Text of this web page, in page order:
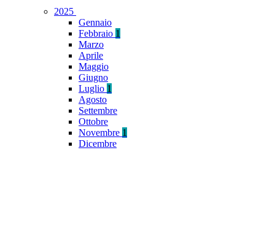
2025
Gennaio
Febbraio 1
Marzo
Aprile
Maggio
Giugno
Luglio 1
Agosto
Settembre
Ottobre
Novembre 1
Dicembre